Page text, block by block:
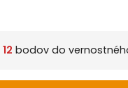
12 bodov do